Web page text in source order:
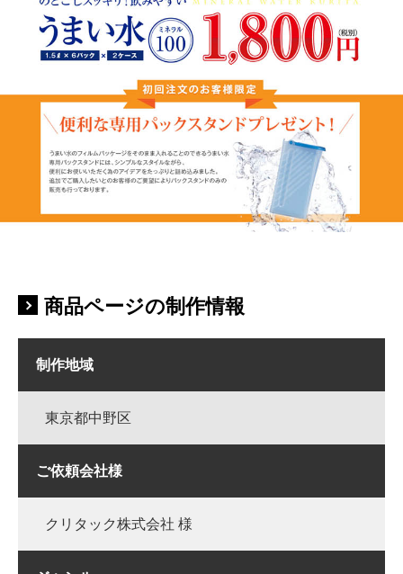
商品ページの制作情報
制作地域
東京都中野区
ご依頼会社様
クリタック株式会社 様